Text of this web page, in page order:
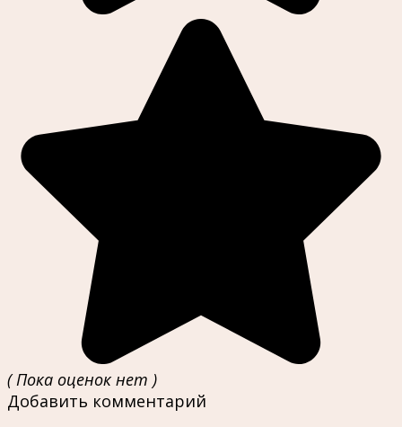
( Пока оценок нет )
Добавить комментарий